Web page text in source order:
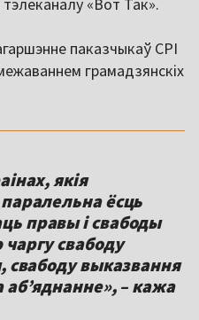
«Вот Так».
паказчыкаў CPI
грамадзянскіх
якія
ёсць
правы і свабоды
свабоду
свабоду выказвання
абʼяднанне», – кажа